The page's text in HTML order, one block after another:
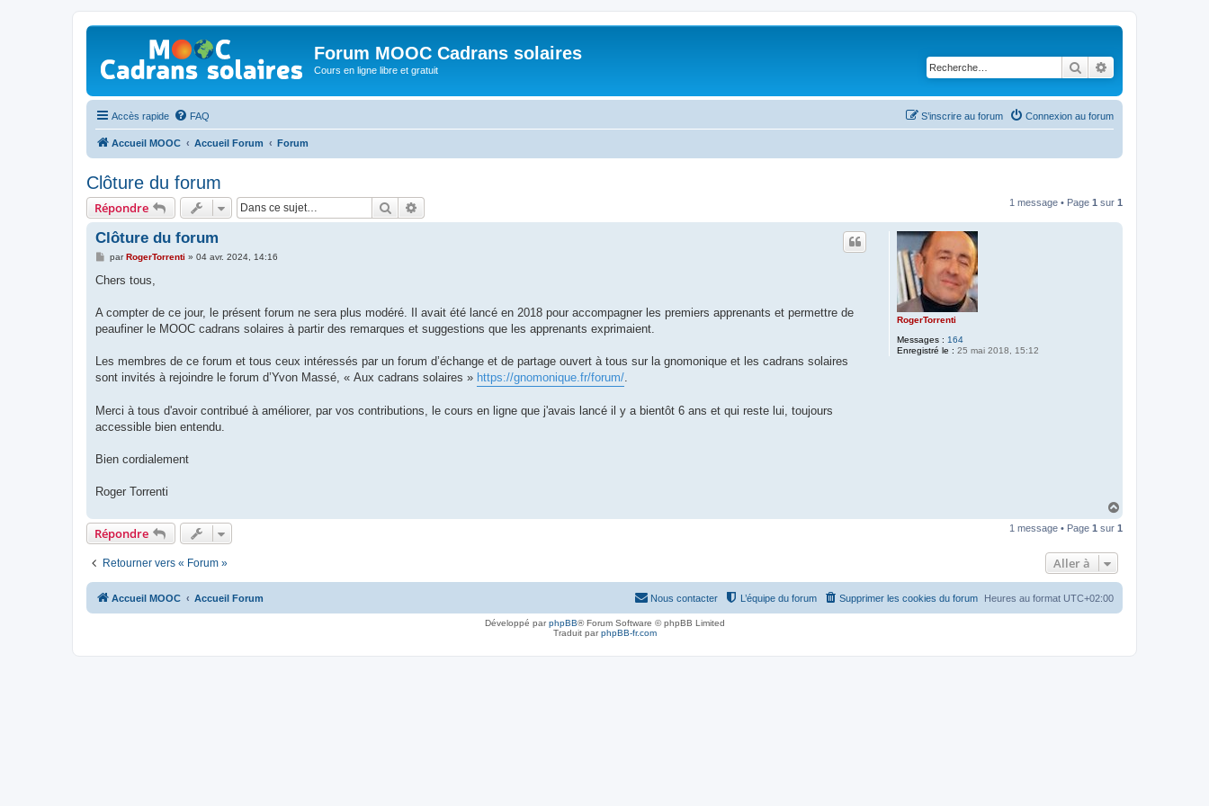
Forum MOOC Cadrans solaires
Cours en ligne libre et gratuit Rechercher
Accès rapide FAQ Connexion au forum
S’inscrire au forum
Accueil MOOC Accueil Forum Forum
Clôture du forum
Répondre Rechercher 1 message • Page 1 sur 1
RogerTorrenti
Messages : 164
Enregistré le : 25 mai 2018, 15:12
Clôture du forum
M
s
g
parRogerTorrenti » 04 avr. 2024, 14:16
Chers tous,
A compter de ce jour, le présent forum ne sera plus modéré. Il avait été lancé en 2018 pour accompagner les premiers apprenants et permettre de
peaufiner le MOOC cadrans solaires à partir des remarques et suggestions que les apprenants exprimaient.
Les membres de ce forum et tous ceux intéressés par un forum d’échange et de partage ouvert à tous sur la gnomonique et les cadrans solaires
sont invités à rejoindre le forum d’Yvon Massé, « Aux cadrans solaires » https://gnomonique.fr/forum/
Merci à tous d'avoir contribué à améliorer, par vos contributions, le cours en ligne que j'avais lancé il y a bientôt 6 ans et qui reste lui, toujours
accessible bien entendu.
Bien cordialement
Roger Torrenti
u
Répondre 1 message • Page 1 sur 1
Retourner vers « Forum » Aller à
Accueil MOOC Accueil Forum Heures au format UTC+02:00
Supprimer les cookies du forum
L’équipe du forum
Nous contacter
Développé parphpBB® Forum Software © phpBB Limited
Traduit parphpBB-fr.com